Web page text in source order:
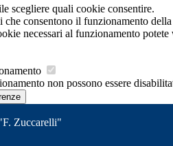
scegliere quali cookie consentire.
che consentono il funzionamento
necessari al funzionamento potete
non possono essere
Zuccarelli"